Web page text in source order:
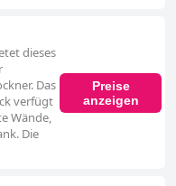
dieses
Das
verfügt
Wände,
Die
Preise
anzeigen